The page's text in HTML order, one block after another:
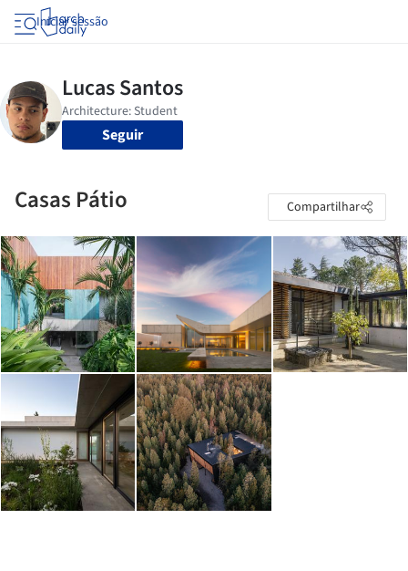
Iniciar sessão
Seguir
Casas Pátio Compartilhar